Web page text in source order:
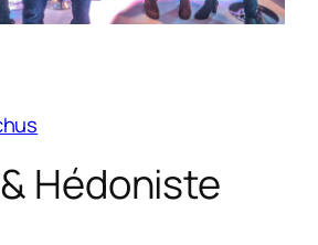
Hédoniste